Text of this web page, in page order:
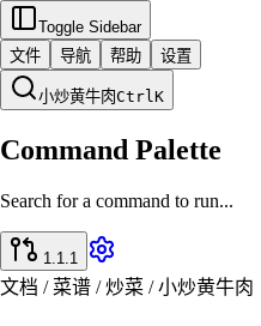
Toggle Sidebar
文件
导航 帮助 设置
小炒黄牛肉CtrlK
Command Palette
Search for a command to run...
1.1.1
文档 / 菜谱 / 炒菜 / 小炒黄牛肉